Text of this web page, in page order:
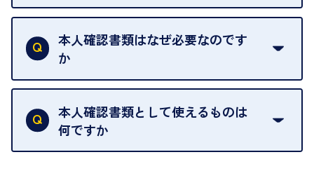
売却当日を含む8日間のうちに、お気軽にお申し出
出張買取のお品物は、8日間保管しております。
お品物の内容や点数によって異なりますが、店頭買
取の場合は1点あたり数分程度が目安です。大量の
お品物の場合は、お時間をいただくことがございま
本人確認書類はなぜ必要なのです
か
買取店は古物営業法により、お客様のご本人確認を
行うことが義務付けられています。安心してお取引
いただくためにも、ご協力をお願いいたします。
本人確認書類として使えるものは
何ですか